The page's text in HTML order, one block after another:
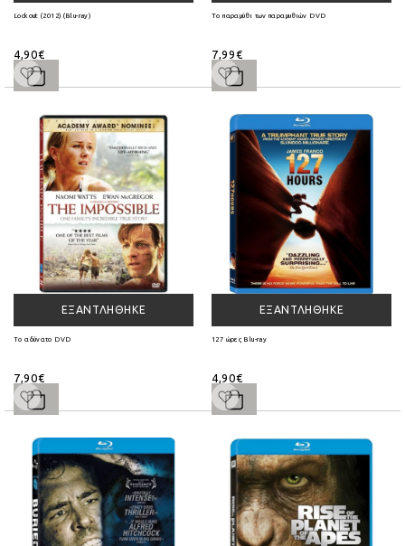
Lockout (2012) (Blu-ray)
4,90€
Το παραμύθι των παραμυθιών DVD
7,99€
ΕΞΑΝΤΛΉΘΗΚΕ
Το αδύνατο DVD
7,90€
ΕΞΑΝΤΛΉΘΗΚΕ
127 ώρες Blu-ray
4,90€